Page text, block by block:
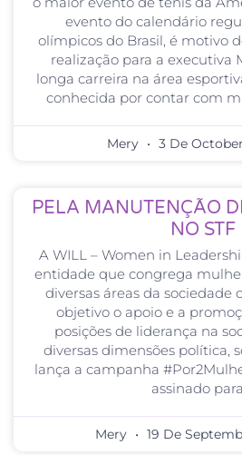
evento do calendário
olímpicos do Brasil, é motivo
realização para a executiva
longa carreira na área
conhecida por contar com
Mery 3 De
PELA MANUTENÇÃO
NO STF
A WILL – Women in
entidade que congrega
diversas áreas da sociedade
objetivo o apoio e a
posições de liderança na
diversas dimensões política,
lança a campanha
assinado
Mery 19 De